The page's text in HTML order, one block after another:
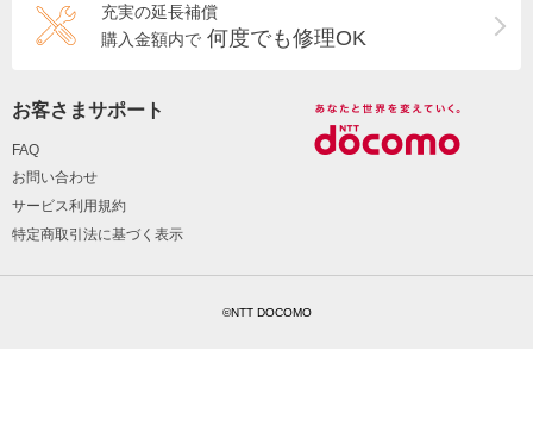
充実の延長補償
購入金額内で 何度でも修理OK
お客さまサポート
FAQ
お問い合わせ
サービス利用規約
特定商取引法に基づく表示
©NTT DOCOMO